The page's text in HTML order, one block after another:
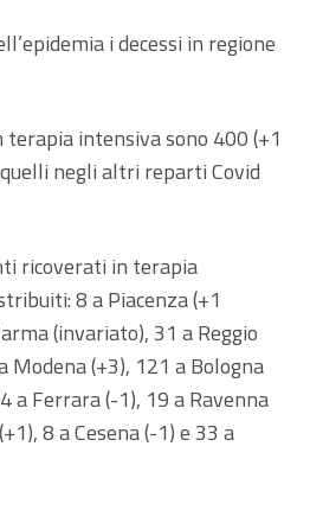
i decessi in regione
intensiva sono 400 (+1
negli altri reparti Covid
ricoverati in terapia
8 a Piacenza (+1
(invariato), 31 a Reggio
Modena (+3), 121 a Bologna
a Ferrara (-1), 19 a Ravenna
8 a Cesena (-1) e 33 a